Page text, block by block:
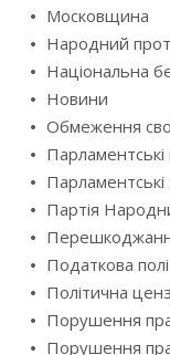
Московщина
Народний
Національна
Новини
Обмеження
Парламентські
Партія
Податкова
Політична
Порушення
Порушення